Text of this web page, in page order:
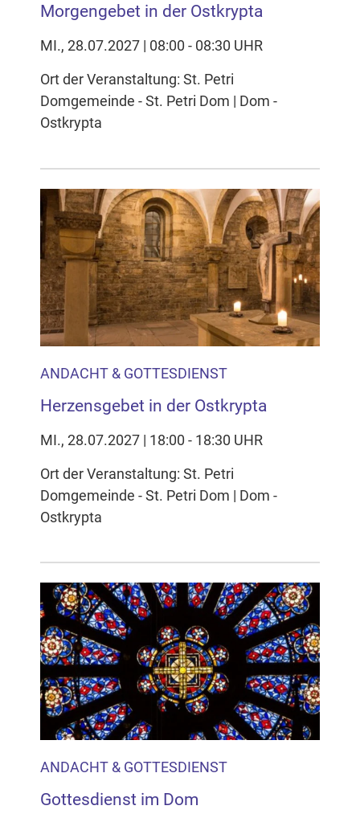
Morgengebet in der Ostkrypta
MI., 28.07.2027 | 08:00 - 08:30 UHR
Ort der Veranstaltung: St. Petri
Domgemeinde - St. Petri Dom | Dom -
Ostkrypta
ANDACHT & GOTTESDIENST
Herzensgebet in der Ostkrypta
MI., 28.07.2027 | 18:00 - 18:30 UHR
Ort der Veranstaltung: St. Petri
Domgemeinde - St. Petri Dom | Dom -
Ostkrypta
ANDACHT & GOTTESDIENST
Gottesdienst im Dom